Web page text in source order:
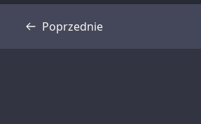
Poprzednie
Transkrypcja